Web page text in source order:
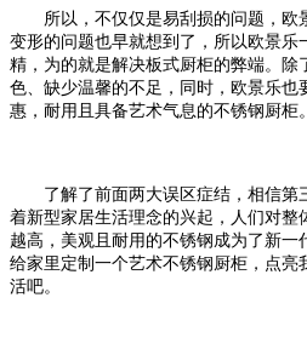
所以，不仅仅是易刮损的问题，欧
变形的问题也早就想到了，所以欧景乐
精，为的就是解决板式厨柜的弊端。除
色、缺少温馨的不足，同时，欧景乐也
惠，耐用且具备艺术气息的不锈钢厨柜。
了解了前面两大误区症结，相信第
着新型家居生活理念的兴起，人们对整
越高，美观且耐用的不锈钢成为了新一
给家里定制一个艺术不锈钢厨柜，点亮
活吧。